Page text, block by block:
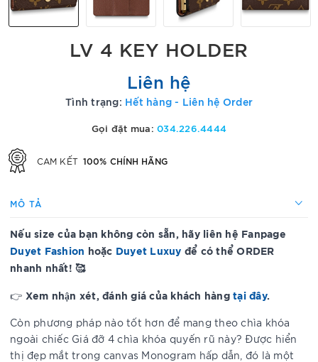
LV 4 KEY HOLDER
Liên hệ
Tình trạng: Hết hàng - Liên hệ Order
Gọi đặt mua:034.226.4444
CAM KẾT 100% CHÍNH HÃNG
MÔ TẢ
Nếu size của bạn không còn sẵn, hãy liên hệ Fanpage
Duyet Fashion hoặc Duyet Luxuy để có thể ORDER
nhanh nhất! 🥰
👉 Xem nhận xét, đánh giá của khách hàng tại đây.
Còn phương pháp nào tốt hơn để mang theo chìa khóa
ngoài chiếc Giá đỡ 4 chìa khóa quyến rũ này? Được hiển
thị đẹp mắt trong canvas Monogram hấp dẫn, đó là một